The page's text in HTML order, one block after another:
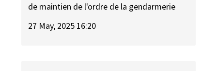
de maintien de l'ordre de la gendarmerie
27 May, 2025 16:20